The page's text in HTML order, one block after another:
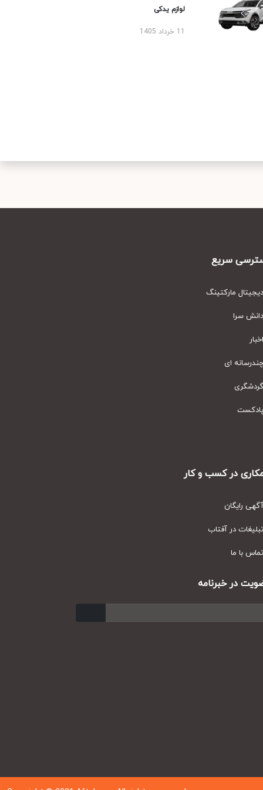
لوازم یدکی
سریع
مارکتینگ
سرا
ای
در کسب و کار
رایگان
در آفتاب
با ما
در خبرنامه